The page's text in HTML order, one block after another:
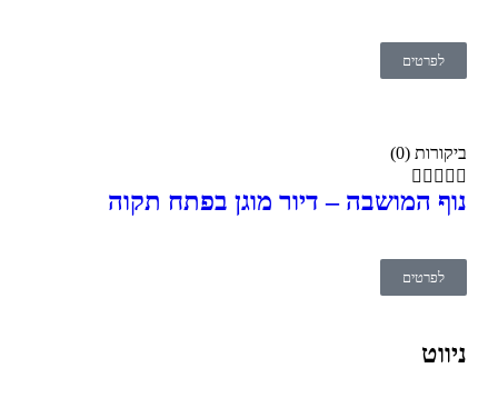
לפרטים
ביקורות (0)
    
נוף המושבה – דיור מוגן בפתח תקוה
לפרטים
ניווט